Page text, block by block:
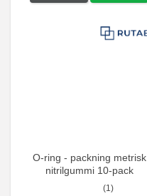
O-ring - packning metrisk
nitrilgummi 10-pack
(1)